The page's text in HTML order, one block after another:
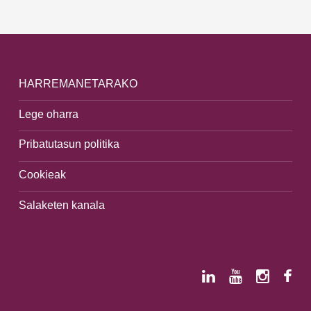
HARREMANETARAKO
Lege oharra
Pribatutasun politika
Cookieak
Salaketen kanala